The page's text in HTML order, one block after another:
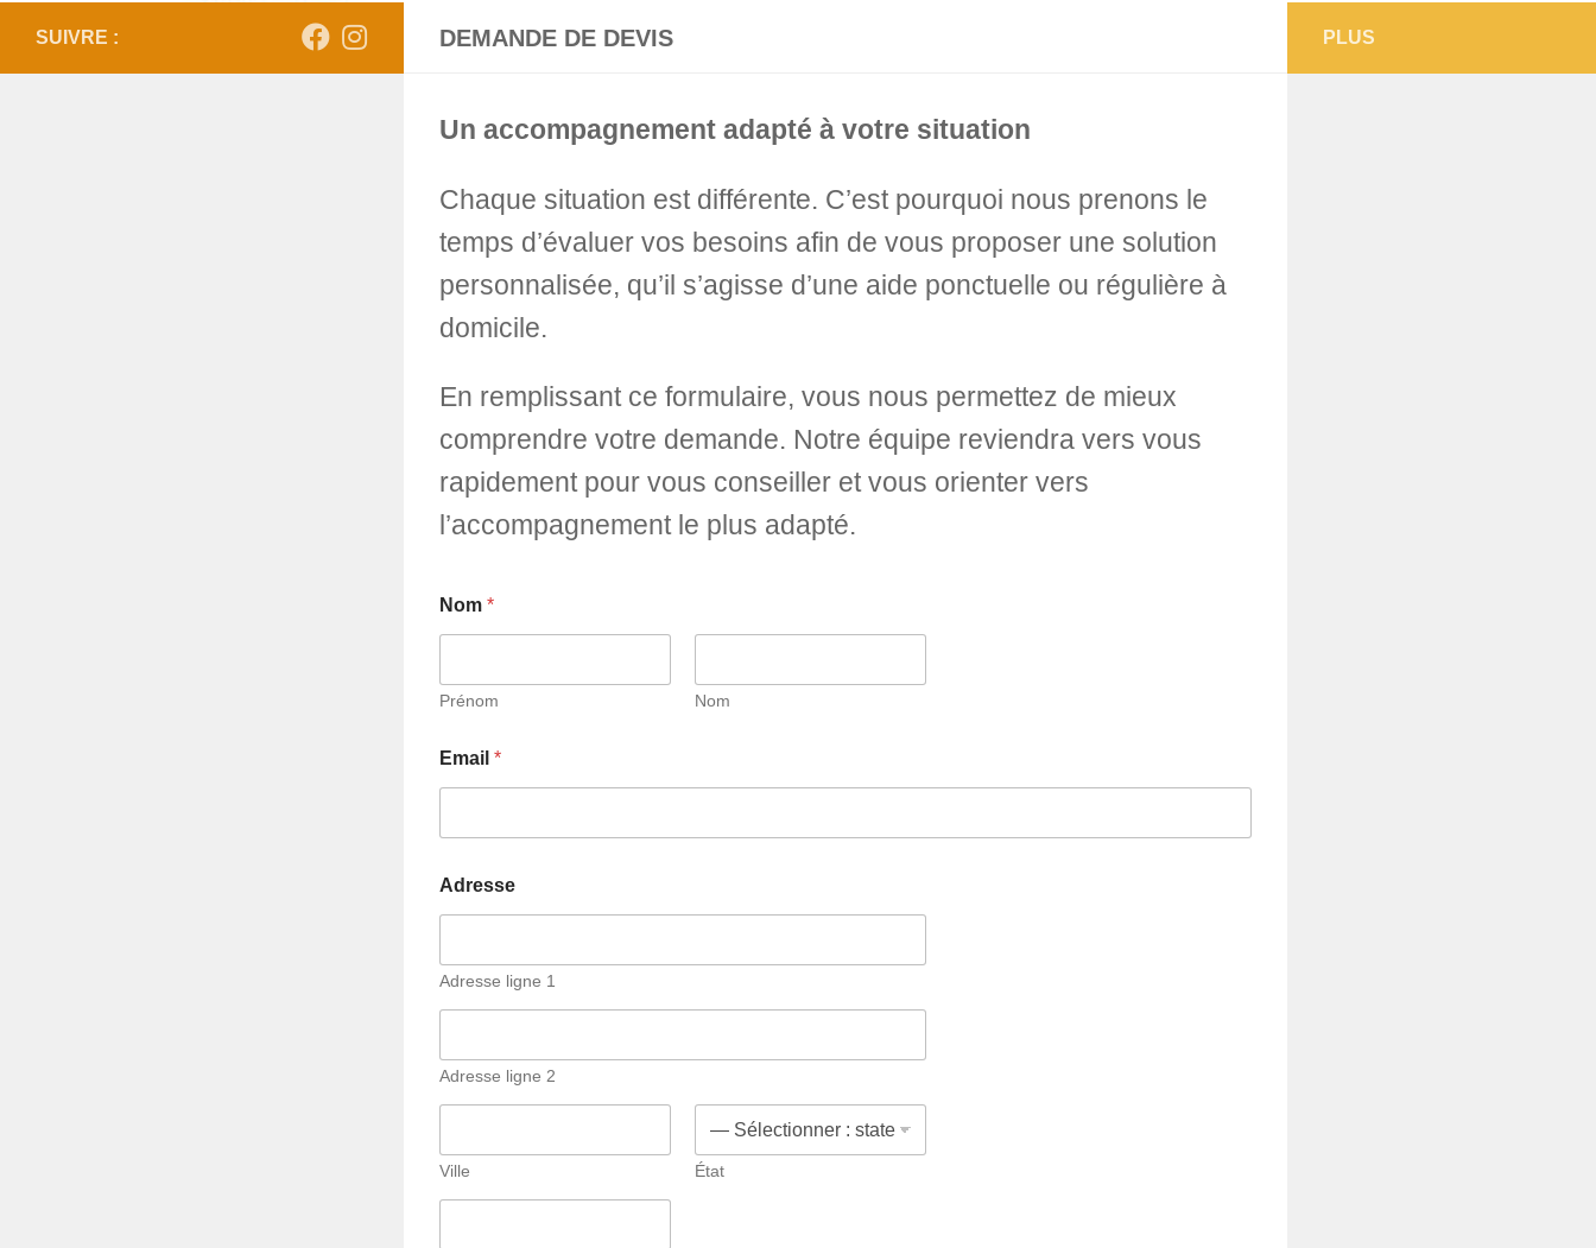
DEMANDE DE DEVIS
Un accompagnement adapté à votre situation
Chaque situation est différente. C’est pourquoi nous prenons le
temps d’évaluer vos besoins afin de vous proposer une solution
personnalisée, qu’il s’agisse d’une aide ponctuelle ou régulière à
domicile.
En remplissant ce formulaire, vous nous permettez de mieux
comprendre votre demande. Notre équipe reviendra vers vous
rapidement pour vous conseiller et vous orienter vers
l’accompagnement le plus adapté.
Nom *
Prénom Nom
Email *
Adresse
Adresse ligne 1
Adresse ligne 2
Ville État
SUIVRE : PLUS